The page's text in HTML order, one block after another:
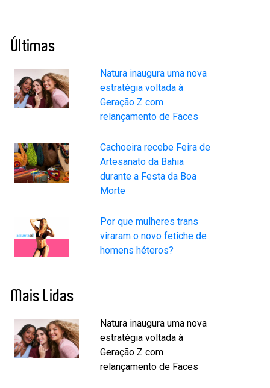
Últimas
Natura inaugura uma nova
estratégia voltada à
Geração Z com
relançamento de Faces
Cachoeira recebe Feira de
Artesanato da Bahia
durante a Festa da Boa
Morte
Por que mulheres trans
viraram o novo fetiche de
homens héteros?
Mais Lidas
Natura inaugura uma nova
estratégia voltada à
Geração Z com
relançamento de Faces